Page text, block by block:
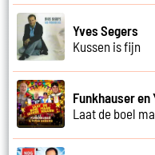
Yves Segers
Kussen is fijn
Funkhauser en
Laat de boel